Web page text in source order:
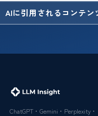
AIに引用されるコンテ
ChatGPT・Gemini・Perplexity・